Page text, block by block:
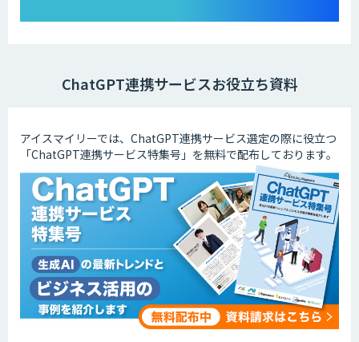
ChatGPT連携サービスお役立ち資料
アイスマイリーでは、ChatGPT連携サービス選定の際に役立つ
「ChatGPT連携サービス特集号」を無料で配布しております。